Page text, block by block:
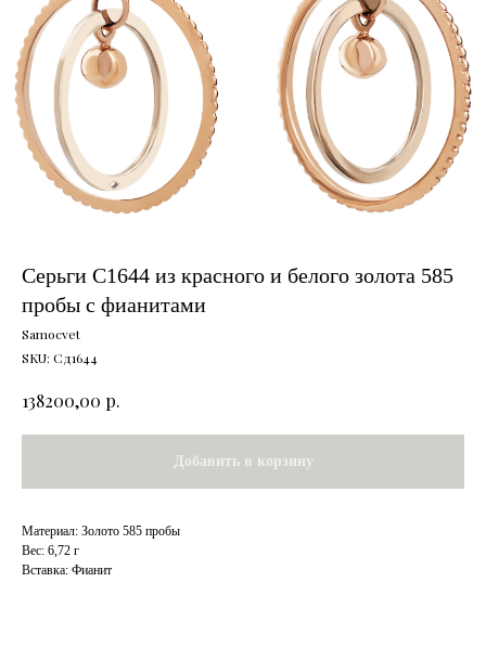
Серьги С1644 из красного и белого золота 585
пробы с фианитами
Samocvet
SKU: Сд1644
138200,00 р.
Добавить в корзину
Материал: Золото 585 пробы
Вес: 6,72 г
Вставка: Фианит